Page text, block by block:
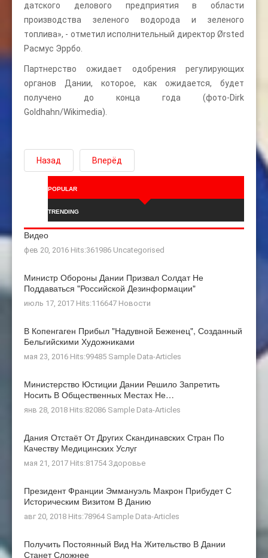
датского делового предприятия в области
производства зеленого водорода и зеленого
топлива», - отметил исполнительный директор Ørsted
Расмус Эррбо.
Партнерство ожидает одобрения регулирующих
органов Дании, которое, как ожидается, будет
получено до конца года (фото-Dirk
Goldhahn/Wikimedia).
Назад Вперёд
POPULAR
TRENDING
Видео
фев 20, 2016 Hits:361986 Uncategorised
Министр Обороны Дании Призвал Солдат Не
Поддаваться "российской Дезинформации"
июль 17, 2017 Hits:116647 Новости
В Копенгаген Прибыл "Надувной Беженец", Созданный
Бельгийскими Художниками
мая 23, 2016 Hits:99485 Sample Data-Articles
Министерство Юстиции Дании Решило Запретить
Носить В Общественных Местах Не…
янв 28, 2018 Hits:82086 Sample Data-Articles
Дания Отстаёт От Других Скандинавских Стран По
Качеству Медицинских Услуг
мая 21, 2017 Hits:81754 Здоровье
Президент Франции Эммануэль Макрон Прибудет С
Историческим Визитом В Данию
авг 20, 2018 Hits:78964 Sample Data-Articles
Получить Постоянный Вид На Жительство В Дании
Станет Сложнее